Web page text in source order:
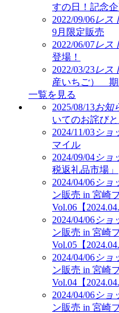
すの日！記念
2022/09/06レス
9月限定販売
2022/06/07レス
登場！
2022/03/23レス
産いちご） 期
一覧を見る
2025/08/13お知
いてのお詫び
2024/11/03ショ
マイル
2024/09/04ショ
税返礼品市場」
2024/04/06ショ
ン販売 in 宮崎
Vol.06【
2024/04/06ショ
ン販売 in 宮崎
Vol.05【
2024/04/06ショ
ン販売 in 宮崎
Vol.04【
2024/04/06ショ
ン販売 in 宮崎